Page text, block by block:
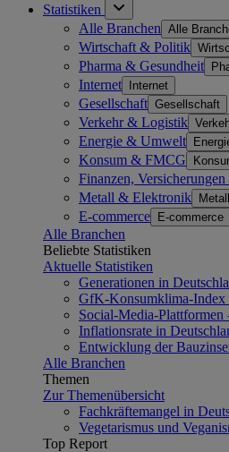
Statistiken
Alle Branchen Alle
Wirtschaft & Politik
Pharma & Gesundheit
Internet Internet
Gesellschaft Gesellschaft
Verkehr & Logistik
Energie & Umwelt
Konsum & FMCG
Finanzen,
Metall & Elektronik
E-commerce E-commerce
Alle Branchen
Beliebte Statistiken
Aktuelle Statistiken
Generationen in
GfK-Konsumklima-Index
Social-Media-
Inflationsrate in
Entwicklung der
Alle Branchen
Themen
Zur Themenübersicht
Fachkräftemangel in
Vegetarismus und
Top Report